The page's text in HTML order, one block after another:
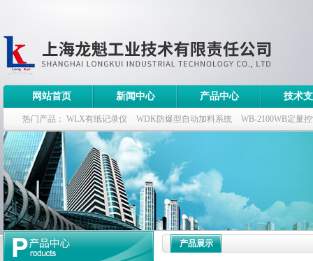
网站首页 新闻中心 产品中心 技术
热门产品： WLX有纸记录仪 WDK防爆型自动加料系统 WB-2100WB定量
WDK流量定量控制柜 WB-2100定量装车控制仪
产品展示